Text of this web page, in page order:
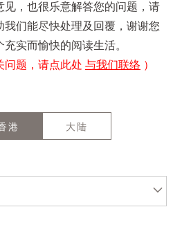
见，也很乐意解答您的问题，请
我们能尽快处理及回覆，谢谢您
实而愉快的阅读生活。
问题，请点此处 与我们联络 ）
港 大陆